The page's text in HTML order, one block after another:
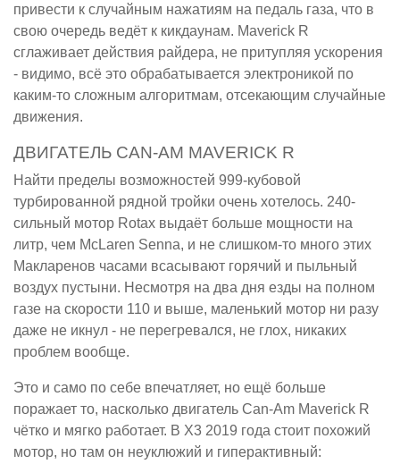
привести к случайным нажатиям на педаль газа, что в
свою очередь ведёт к кикдаунам. Maverick R
сглаживает действия райдера, не притупляя ускорения
- видимо, всё это обрабатывается электроникой по
каким-то сложным алгоритмам, отсекающим случайные
движения.
ДВИГАТЕЛЬ CAN-AM MAVERICK R
Найти пределы возможностей 999-кубовой
турбированной рядной тройки очень хотелось. 240-
сильный мотор Rotax выдаёт больше мощности на
литр, чем McLaren Senna, и не слишком-то много этих
Макларенов часами всасывают горячий и пыльный
воздух пустыни. Несмотря на два дня езды на полном
газе на скорости 110 и выше, маленький мотор ни разу
даже не икнул - не перегревался, не глох, никаких
проблем вообще.
Это и само по себе впечатляет, но ещё больше
поражает то, насколько двигатель Can-Am Maverick R
чётко и мягко работает. В X3 2019 года стоит похожий
мотор, но там он неуклюжий и гиперактивный: